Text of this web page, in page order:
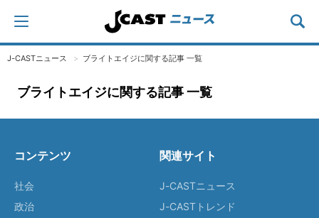
J-CASTニュース ブライトエイジに関する記事 一覧
ブライトエイジに関する記事 一覧
コンテンツ
社会
政治
関連サイト
J-CASTニュース
J-CASTトレンド